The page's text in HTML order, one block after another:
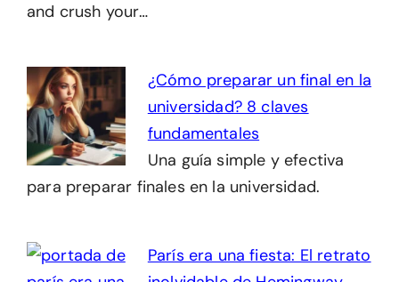
and crush your…
¿Cómo preparar un final en la
universidad? 8 claves
fundamentales
Una guía simple y efectiva
para preparar finales en la universidad.
París era una fiesta: El retrato